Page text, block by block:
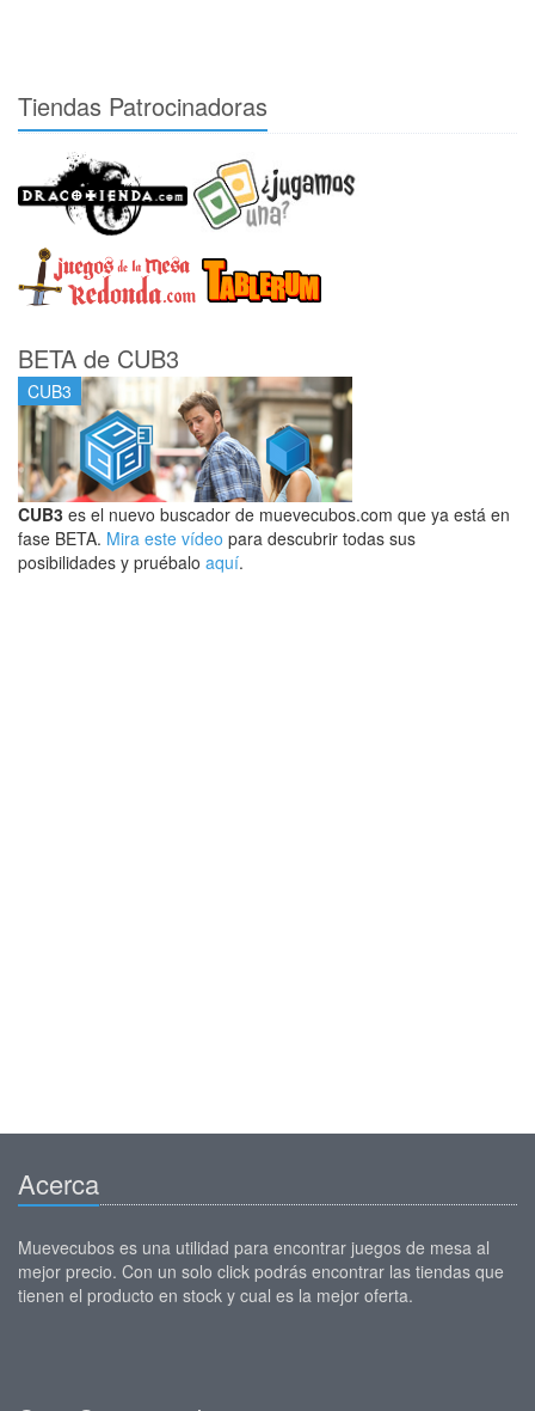
Tiendas Patrocinadoras
BETA de CUB3
CUB3
CUB3 es el nuevo buscador de muevecubos.com que ya está en
fase BETA. Mira este vídeo para descubrir todas sus
posibilidades y pruébalo aquí.
Acerca
Muevecubos es una utilidad para encontrar juegos de mesa al
mejor precio. Con un solo click podrás encontrar las tiendas que
tienen el producto en stock y cual es la mejor oferta.